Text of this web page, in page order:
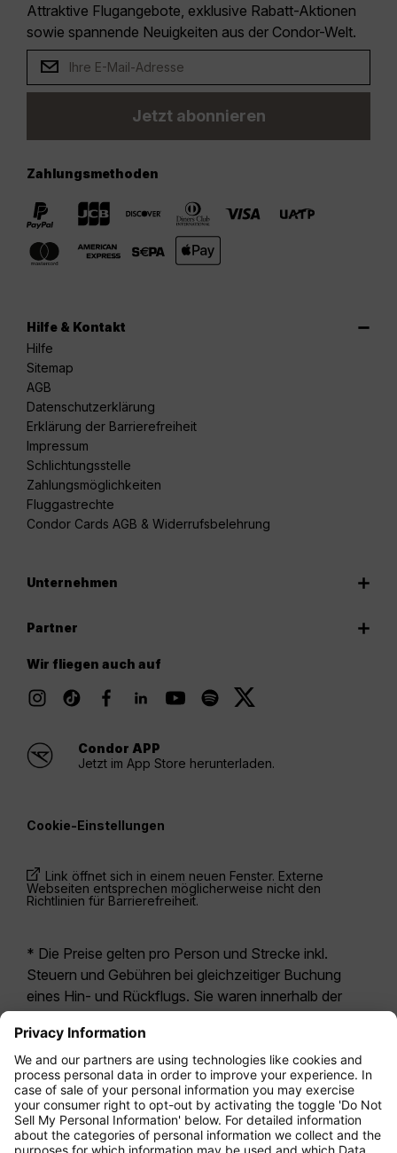
Attraktive Flugangebote, exklusive Rabatt-Aktionen
sowie spannende Neuigkeiten aus der Condor-Welt.
Jetzt abonnieren
Zahlungsmethoden
Hilfe & Kontakt
Hilfe
Sitemap
AGB
Datenschutzerklärung
Erklärung der Barrierefreiheit
Impressum
Schlichtungsstelle
Zahlungsmöglichkeiten
Fluggastrechte
Condor Cards AGB & Widerrufsbelehrung
Unternehmen
Partner
Wir fliegen auch auf
Condor APP
Jetzt im App Store herunterladen.
Cookie-Einstellungen
Link öffnet sich in einem neuen Fenster. Externe
Webseiten entsprechen möglicherweise nicht den
Richtlinien für Barrierefreiheit.
* Die Preise gelten pro Person und Strecke inkl.
Steuern und Gebühren bei gleichzeitiger Buchung
eines Hin- und Rückflugs. Sie waren innerhalb der
möglicherweise nicht mehr aktuell. Bei den für die
Economy Class angegebenen Tarifen handelt es
sich i.d.R. um Economy Zero, unsere restriktivste
Tarifoption. Es können hierfür zusätzliche Gebühren
fürAufgabegepäck oder für andere optionale
Leistungen anfallen. Es gelten dieAllgemeinen